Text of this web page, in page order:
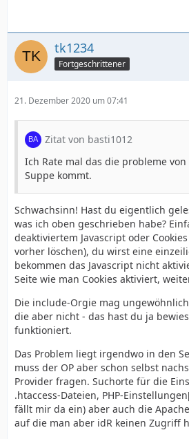
tk1234
Fortgeschrittener
21. Dezember 2020 um 07:41
Zitat von basti1012
Ich Rate mal das die probleme
Suppe kommt.
Schwachsinn! Hast du eigentlich
was ich oben geschrieben habe?
deaktiviertem Javascript oder
vorher löschen), du wirst eine
bekommen das Javascript nicht
Seite wie man Cookies aktiviert,
Die include-Orgie mag
die aber nicht - das hast du ja
funktioniert.
Das Problem liegt irgendwo in den
muss der OP aber schon selbst
Provider fragen. Suchorte für die
.htaccess-Dateien, PHP-
fällt mir da ein) aber auch die
auf die man aber idR keinen Zugriff